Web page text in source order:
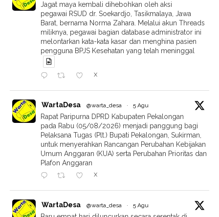
Jagat maya kembali dihebohkan oleh aksi
pegawai RSUD dr. Soekardjo, Tasikmalaya, Jawa
Barat, bernama Norma Zahara. Melalui akun Threads
miliknya, pegawai bagian database administrator ini
melontarkan kata-kata kasar dan menghina pasien
pengguna BPJS Kesehatan yang telah meninggal
X
WartaDesa @warta_desa · 5 Agu
Rapat Paripurna DPRD Kabupaten Pekalongan
pada Rabu (05/08/2026) menjadi panggung bagi
Pelaksana Tugas (Plt.) Bupati Pekalongan, Sukirman,
untuk menyerahkan Rancangan Perubahan Kebijakan
Umum Anggaran (KUA) serta Perubahan Prioritas dan
Plafon Anggaran
X
WartaDesa @warta_desa · 5 Agu